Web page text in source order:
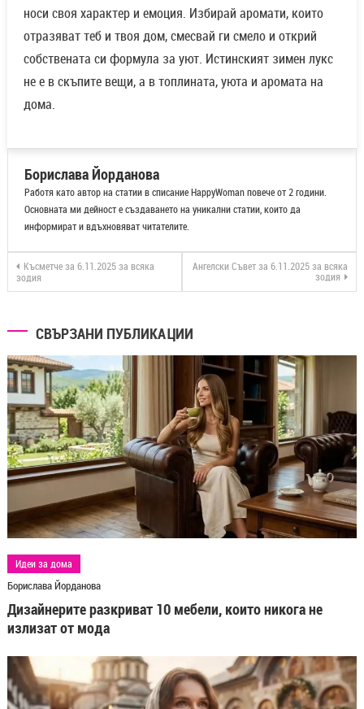
носи своя характер и емоция. Избирай аромати, които
отразяват теб и твоя дом, смесвай ги смело и открий
собствената си формула за уют. Истинският зимен лукс
не е в скъпите вещи, а в топлината, уюта и аромата на
дома.
Борислава Йорданова
Работя като автор на статии в списание HappyWoman повече от 2 години.
Основната ми дейност е създаването на уникални статии, които да
информират и вдъхновяват читателите.
Късметче за 6.11.2025 за всяка
зодия
Ангелски Съвет за 6.11.2025 за всяка
зодия
СВЪРЗАНИ ПУБЛИКАЦИИ
Идеи за дома
Борислава Йорданова
Дизайнерите разкриват 10 мебели, които никога не
излизат от мода